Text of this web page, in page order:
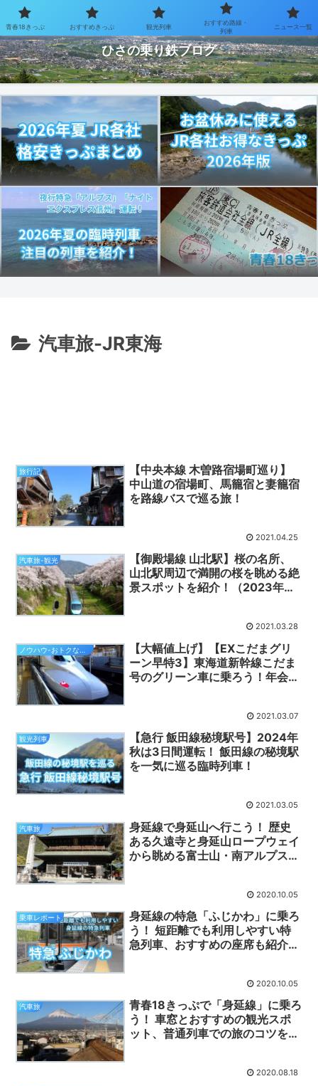
お得なきっぷで乗り鉄を楽しむブログ
ひさの乗り鉄ブログ
汽車旅-JR東海
旅行記
【中央本線 木曽路宿場町巡り】
中山道の宿場町、馬籠宿と妻籠宿
を路線バスで巡る旅！
2021.04.25
汽車旅-観光
【御殿場線 山北駅】桜の名所、
山北駅周辺で満開の桜を眺める絶
景スポットを紹介！（2023年
2021.03.28
【大幅値上げ】【EXこだまグリ
ーン早特3】東海道新幹線こだま
号のグリーン車に乗ろう！年会費
トクにグリーン車に乗車できま
す！
2021.03.07
観光列車
【急行 飯田線秘境駅号】2024年
秋は3日間運転！ 飯田線の秘境駅
を一気に巡る臨時列車！
2021.03.05
汽車旅
身延線で身延山へ行こう！ 歴史
ある久遠寺と身延山ロープウェイ
から眺める富士山・南アルプスの
2020.10.05
乗車レポート
身延線の特急「ふじかわ」に乗ろ
う！ 短距離でも利用しやすい特
急列車、おすすめの座席も紹介し
2020.10.05
汽車旅
青春18きっぷで「身延線」に乗ろ
う！ 車窓とおすすめの観光スポ
ット、普通列車での旅のコツをご
2020.08.18
青春18きっぷ おすすめきっぷ 観光列車
おすすめ路線・
列車
ニュース一覧